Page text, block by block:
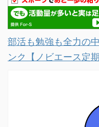
部活も勉強も全力の
ンク【ノビエース定期